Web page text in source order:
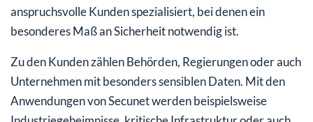
anspruchsvolle Kunden spezialisiert, bei denen ein
besonderes Maß an Sicherheit notwendig ist.
Zu den Kunden zählen Behörden, Regierungen oder auch
Unternehmen mit besonders sensiblen Daten. Mit den
Anwendungen von Secunet werden beispielsweise